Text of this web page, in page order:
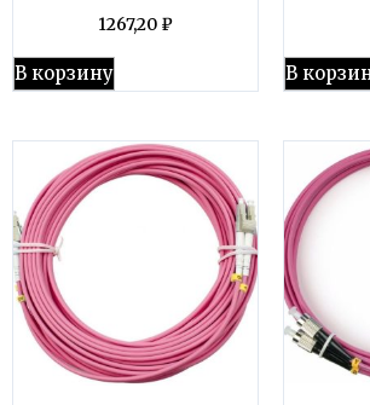
1267,20 ₽
В корзину В